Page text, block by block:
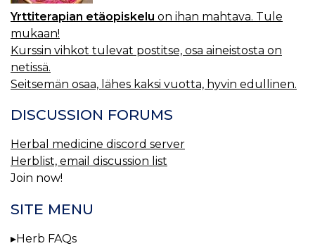
Yrttiterapian etäopiskelu on ihan mahtava. Tule
mukaan!
Kurssin vihkot tulevat postitse, osa aineistosta on
netissä.
Seitsemän osaa, lähes kaksi vuotta, hyvin edullinen.
DISCUSSION FORUMS
Herbal medicine discord server
Herblist, email discussion list
Join now!
SITE MENU
Herb FAQs